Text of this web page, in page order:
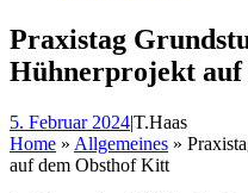
Praxistag
Hühnerprojekt
5. Februar 2024|T.Haas
Home » Allgemeines »
auf dem Obsthof Kitt